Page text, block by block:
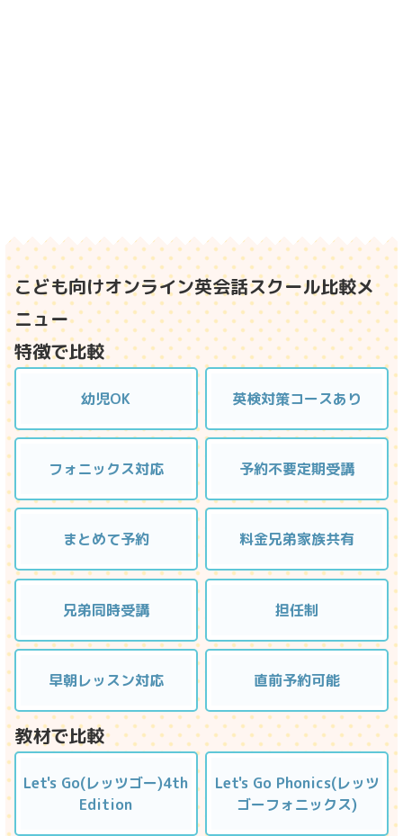
こども向けオンライン英会話スクール比較メ
ニュー
特徴で比較
幼児OK 英検対策コースあり
フォニックス対応 予約不要定期受講
まとめて予約 料金兄弟家族共有
兄弟同時受講 担任制
早朝レッスン対応 直前予約可能
教材で比較
Let's Go(レッツゴー)4th
Edition
Let's Go Phonics(レッツ
ゴーフォニックス)